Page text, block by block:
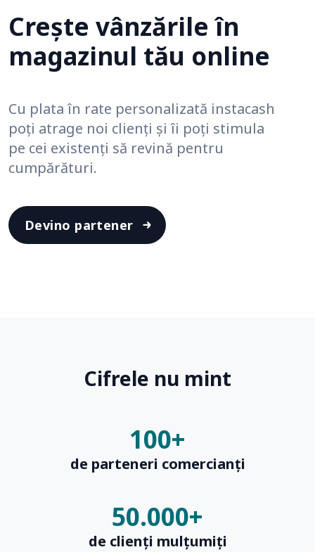
Crește vânzările în
magazinul tău online
Cu plata în rate personalizată instacash
poți atrage noi clienți și îi poți stimula
pe cei existenți să revină pentru
cumpărături.
Devino partener
Cifrele nu mint
100+
de parteneri comercianți
50.000+
de clienți mulțumiți